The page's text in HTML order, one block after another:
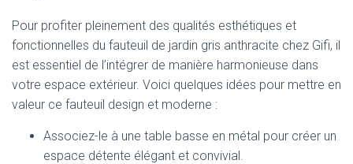
Pour profiter pleinement des qualités esthétiques et
fonctionnelles du fauteuil de jardin gris anthracite chez Gifi, il
est essentiel de l’intégrer de manière harmonieuse dans
votre espace extérieur. Voici quelques idées pour mettre en
valeur ce fauteuil design et moderne :
Associez-le à une table basse en métal pour créer un
espace détente élégant et convivial.